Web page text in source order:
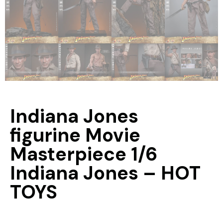
Indiana Jones
figurine Movie
Masterpiece 1/6
Indiana Jones – HOT
TOYS